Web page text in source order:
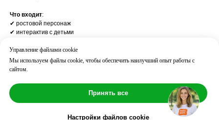
Что входит:
✔ ростовой персонаж
✔ интерактив с детьми
вау-эффект, яркие фото, внимание всех гостей
Часто добавляют:
аниматор / шоу / вынос торта
Возраст: 2+
Длительность: ⏱ 60 мин
Количество детей: до 10
Управление файлами cookie
Мы используем файлы cookie, чтобы обеспечить наилучший опыт работы с
сайтом.
Принять все
Настройки файлов cookie